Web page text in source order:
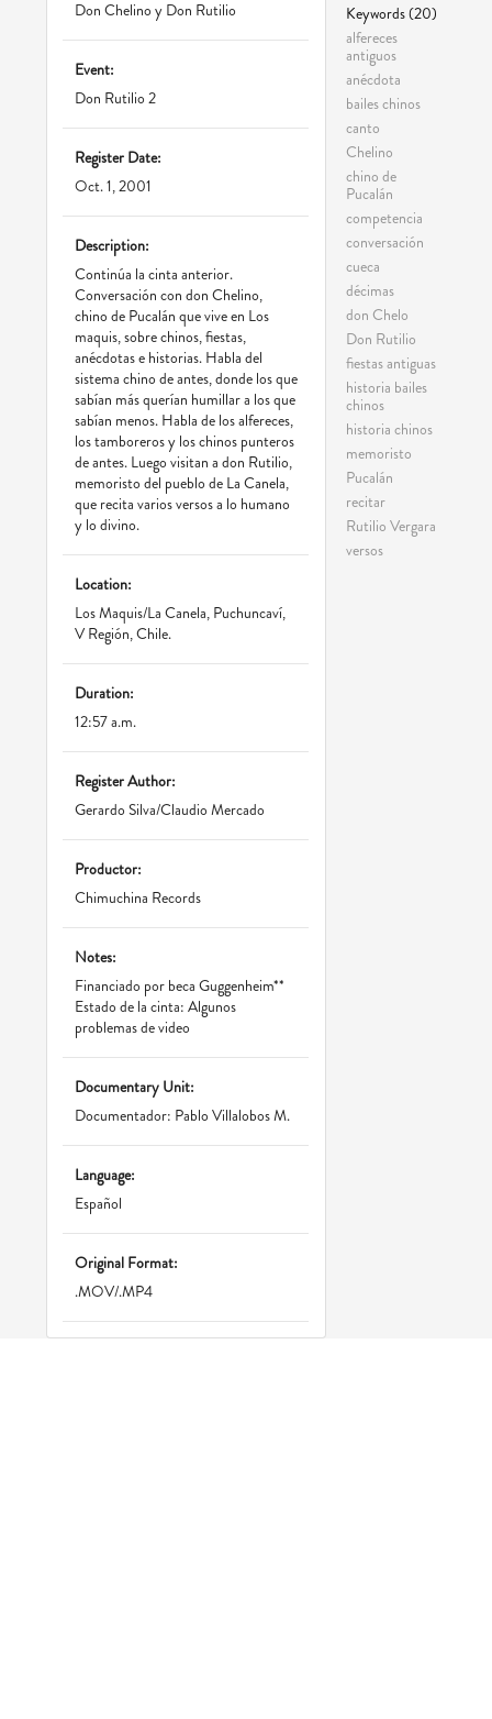
Don Chelino y Don Rutilio
Event:
Don Rutilio 2
Register Date:
Oct. 1, 2001
Description:
Continúa la cinta anterior.
Conversación con don Chelino,
chino de Pucalán que vive en Los
maquis, sobre chinos, fiestas,
anécdotas e historias. Habla del
sistema chino de antes, donde los que
sabían más querían humillar a los que
sabían menos. Habla de los alfereces,
los tamboreros y los chinos punteros
de antes. Luego visitan a don Rutilio,
memoristo del pueblo de La Canela,
que recita varios versos a lo humano
y lo divino.
Location:
Los Maquis/La Canela, Puchuncaví,
V Región, Chile.
Duration:
12:57 a.m.
Register Author:
Gerardo Silva/Claudio Mercado
Productor:
Chimuchina Records
Notes:
Financiado por beca Guggenheim**
Estado de la cinta: Algunos
problemas de video
Documentary Unit:
Documentador: Pablo Villalobos M.
Language:
Español
Original Format:
.MOV/.MP4
Keywords (20)
alfereces
antiguos
anécdota
bailes chinos
canto
Chelino
chino de
Pucalán
competencia
conversación
cueca
décimas
don Chelo
Don Rutilio
fiestas antiguas
historia bailes
chinos
historia chinos
memoristo
Pucalán
recitar
Rutilio Vergara
versos